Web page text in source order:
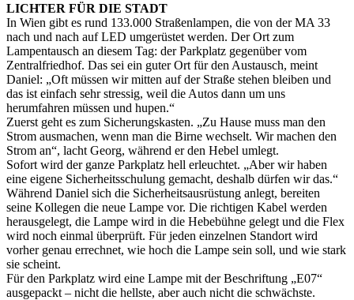
LICHTER FÜR DIE STADT
In Wien gibt es rund 133.000 Straßenlampen, die von der MA 33
nach und nach auf LED umgerüstet werden. Der Ort zum
Lampentausch an diesem Tag: der Parkplatz gegenüber vom
Zentralfriedhof. Das sei ein guter Ort für den Austausch, meint
Daniel: „Oft müssen wir mitten auf der Straße stehen bleiben und
das ist einfach sehr stressig, weil die Autos dann um uns
herumfahren müssen und hupen.“
Zuerst geht es zum Sicherungskasten. „Zu Hause muss man den
Strom ausmachen, wenn man die Birne wechselt. Wir machen den
Strom an“, lacht Georg, während er den Hebel umlegt.
Sofort wird der ganze Parkplatz hell erleuchtet. „Aber wir haben
eine eigene Sicherheitsschulung gemacht, deshalb dürfen wir das.“
Während Daniel sich die Sicherheitsausrüstung anlegt, bereiten
seine Kollegen die neue Lampe vor. Die richtigen Kabel werden
herausgelegt, die Lampe wird in die Hebebühne gelegt und die Flex
wird noch einmal überprüft. Für jeden einzelnen Standort wird
vorher genau errechnet, wie hoch die Lampe sein soll, und wie stark
sie scheint.
Für den Parkplatz wird eine Lampe mit der Beschriftung „E07“
ausgepackt – nicht die hellste, aber auch nicht die schwächste.